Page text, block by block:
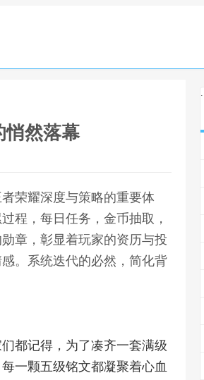
悄然落幕
荣耀深度与策略的重要体
程，每日任务，金币抽取，
章，彰显着玩家的资历与投
。系统迭代的必然，简化背
都记得，为了凑齐一套满级
一颗五级铭文都凝聚着心血
.